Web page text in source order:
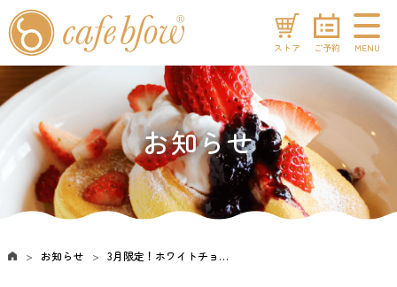
MENU
ご予約
ストア
お知らせ
お知らせ 3月限定！ホワイトチョコのふわふわホワイトデーパンケーキ登場！